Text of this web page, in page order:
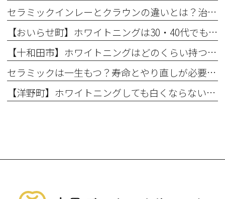
セラミックインレーとクラウンの違いとは？治療範囲別に適した選択肢を解説
【おいらせ町】ホワイトニングは30・40代でも効果ある？年代別の特徴と始める前に知っておきたいこと
【十和田市】ホワイトニングはどのくらい持つ？持続期間と長持ちさせるコツ
セラミックは一生もつ？寿命とやり直しが必要になるケース
【洋野町】ホワイトニングしても白くならない理由とは？効果が出にくい人の特徴